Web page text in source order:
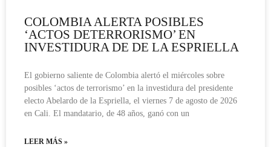
COLOMBIA ALERTA POSIBLES
‘ACTOS DETERRORISMO’ EN
INVESTIDURA DE DE LA ESPRIELLA
El gobierno saliente de Colombia alertó el miércoles sobre
posibles ‘actos de terrorismo’ en la investidura del presidente
electo Abelardo de la Espriella, el viernes 7 de agosto de 2026
en Cali. El mandatario, de 48 años, ganó con un
LEER MÁS »